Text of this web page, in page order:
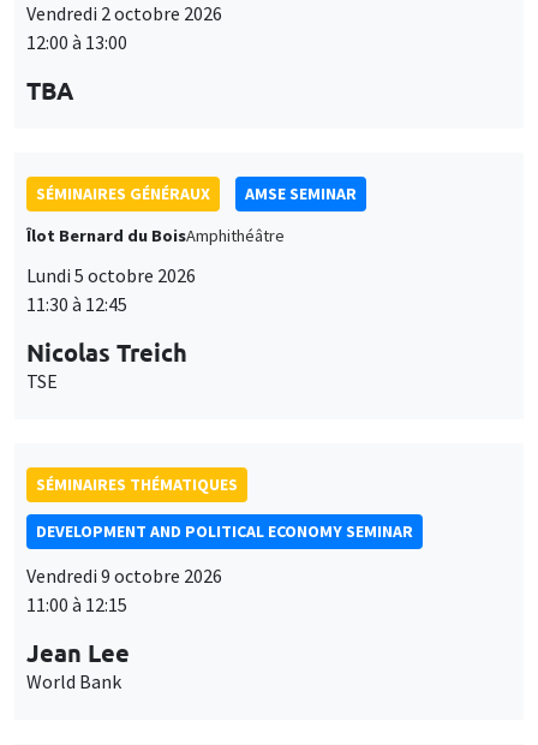
12:00 à 13:00
SÉMINAIRES GÉNÉRAUX
AMSE SEMINAR
Îlot Bernard du BoisAmphithéâtre
11:30 à 12:45
TSE
SÉMINAIRES THÉMATIQUES
DEVELOPMENT AND POLITICAL ECONOMY SEMINAR
Vendredi 9 octobre 2026
11:00 à 12:15
World Bank